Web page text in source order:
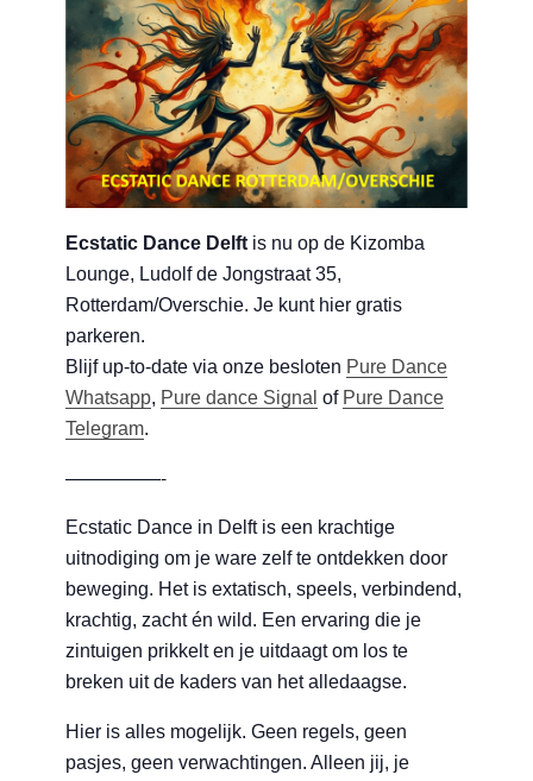
Ecstatic Dance Delft is nu op de Kizomba
Lounge, Ludolf de Jongstraat 35,
Rotterdam/Overschie. Je kunt hier gratis
parkeren.
Blijf up-to-date via onze besloten Pure Dance
Whatsapp, Pure dance Signal of Pure Dance
Telegram.
—————-
Ecstatic Dance in Delft is een krachtige
uitnodiging om je ware zelf te ontdekken door
beweging. Het is extatisch, speels, verbindend,
krachtig, zacht én wild. Een ervaring die je
zintuigen prikkelt en je uitdaagt om los te
breken uit de kaders van het alledaagse.
Hier is alles mogelijk. Geen regels, geen
pasjes, geen verwachtingen. Alleen jij, je